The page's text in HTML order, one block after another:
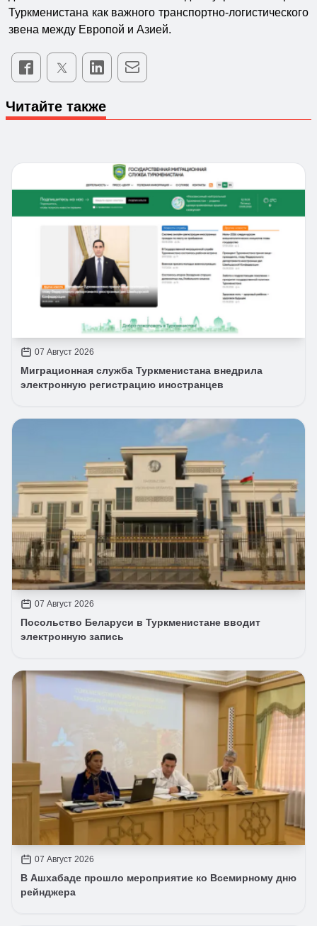
Туркменистана как важного транспортно-логистического
звена между Европой и Азией.
Читайте также
07 Август 2026
Миграционная служба Туркменистана внедрила
электронную регистрацию иностранцев
07 Август 2026
Посольство Беларуси в Туркменистане вводит
электронную запись
07 Август 2026
В Ашхабаде прошло мероприятие ко Всемирному дню
рейнджера